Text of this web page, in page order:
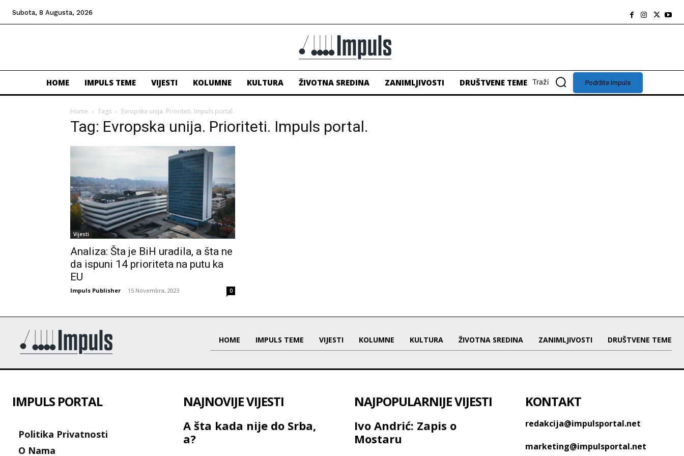
Subota, 8 Augusta, 2026
HOME IMPULS TEME VIJESTI KOLUMNE KULTURA ŽIVOTNA SREDINA ZANIMLJIVOSTI DRUŠTVENE TEME Traži Podržite Impuls
Home Tags Evropska unija. Prioriteti. Impuls portal.
Tag: Evropska unija. Prioriteti. Impuls portal.
Vijesti
Analiza: Šta je BiH uradila, a šta ne
da ispuni 14 prioriteta na putu ka
EU
Impuls Publisher - 15 Novembra, 2023 0
HOME IMPULS TEME VIJESTI KOLUMNE KULTURA ŽIVOTNA SREDINA ZANIMLJIVOSTI DRUŠTVENE TEME
IMPULS PORTAL
Politika Privatnosti
O Nama
NAJNOVIJE VIJESTI
A šta kada nije do Srba,
a?
NAJPOPULARNIJE VIJESTI
Ivo Andrić: Zapis o
Mostaru
KONTAKT
redakcija@impulsportal.net
marketing@impulsportal.net